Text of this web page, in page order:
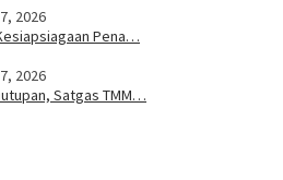
2026
Pena…
2026
Satgas TMM…